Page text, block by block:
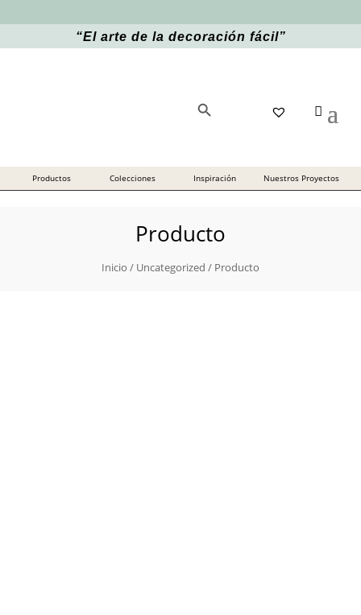
“El arte de la decoración fácil”
Producto
Inicio / Uncategorized / Producto